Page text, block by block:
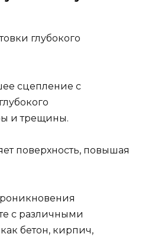
сцепление с
и трещины.
поверхность, повышая
с различными
бетон, кирпич,